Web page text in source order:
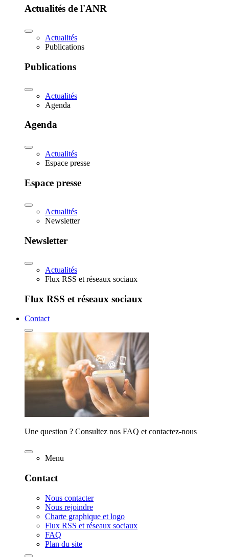
Actualités de l'ANR
Actualités
Publications
Publications
Actualités
Agenda
Agenda
Actualités
Espace presse
Espace presse
Actualités
Newsletter
Newsletter
Actualités
Flux RSS et réseaux sociaux
Flux RSS et réseaux sociaux
Contact
Une question ? Consultez nos FAQ et contactez-nous
Menu
Contact
Nous contacter
Nous rejoindre
Charte graphique et logo
Flux RSS et réseaux sociaux
FAQ
Plan du site